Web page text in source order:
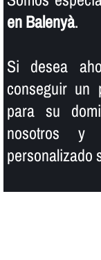
en Balenyà.
Si desea
conseguir un
para su
nosotros y
personalizado